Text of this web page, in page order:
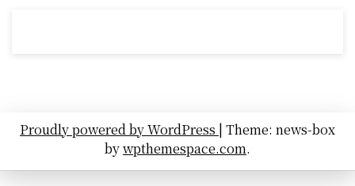
Proudly powered by WordPress | Theme: news-box
bywpthemespace.com.